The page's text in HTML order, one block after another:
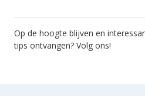
Op de hoogte blijven en
tips ontvangen? Volg ons!